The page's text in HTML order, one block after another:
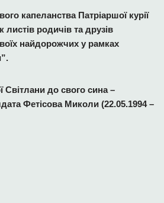
капеланства Патріаршої курії
родичів та друзів
найдорожчих у рамках
Світлани до свого сина –
Фетісова Миколи (22.05.1994 –